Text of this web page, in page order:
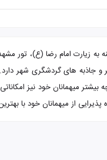
بیشتر میهمانان خود نیز
از میهمانان خود با